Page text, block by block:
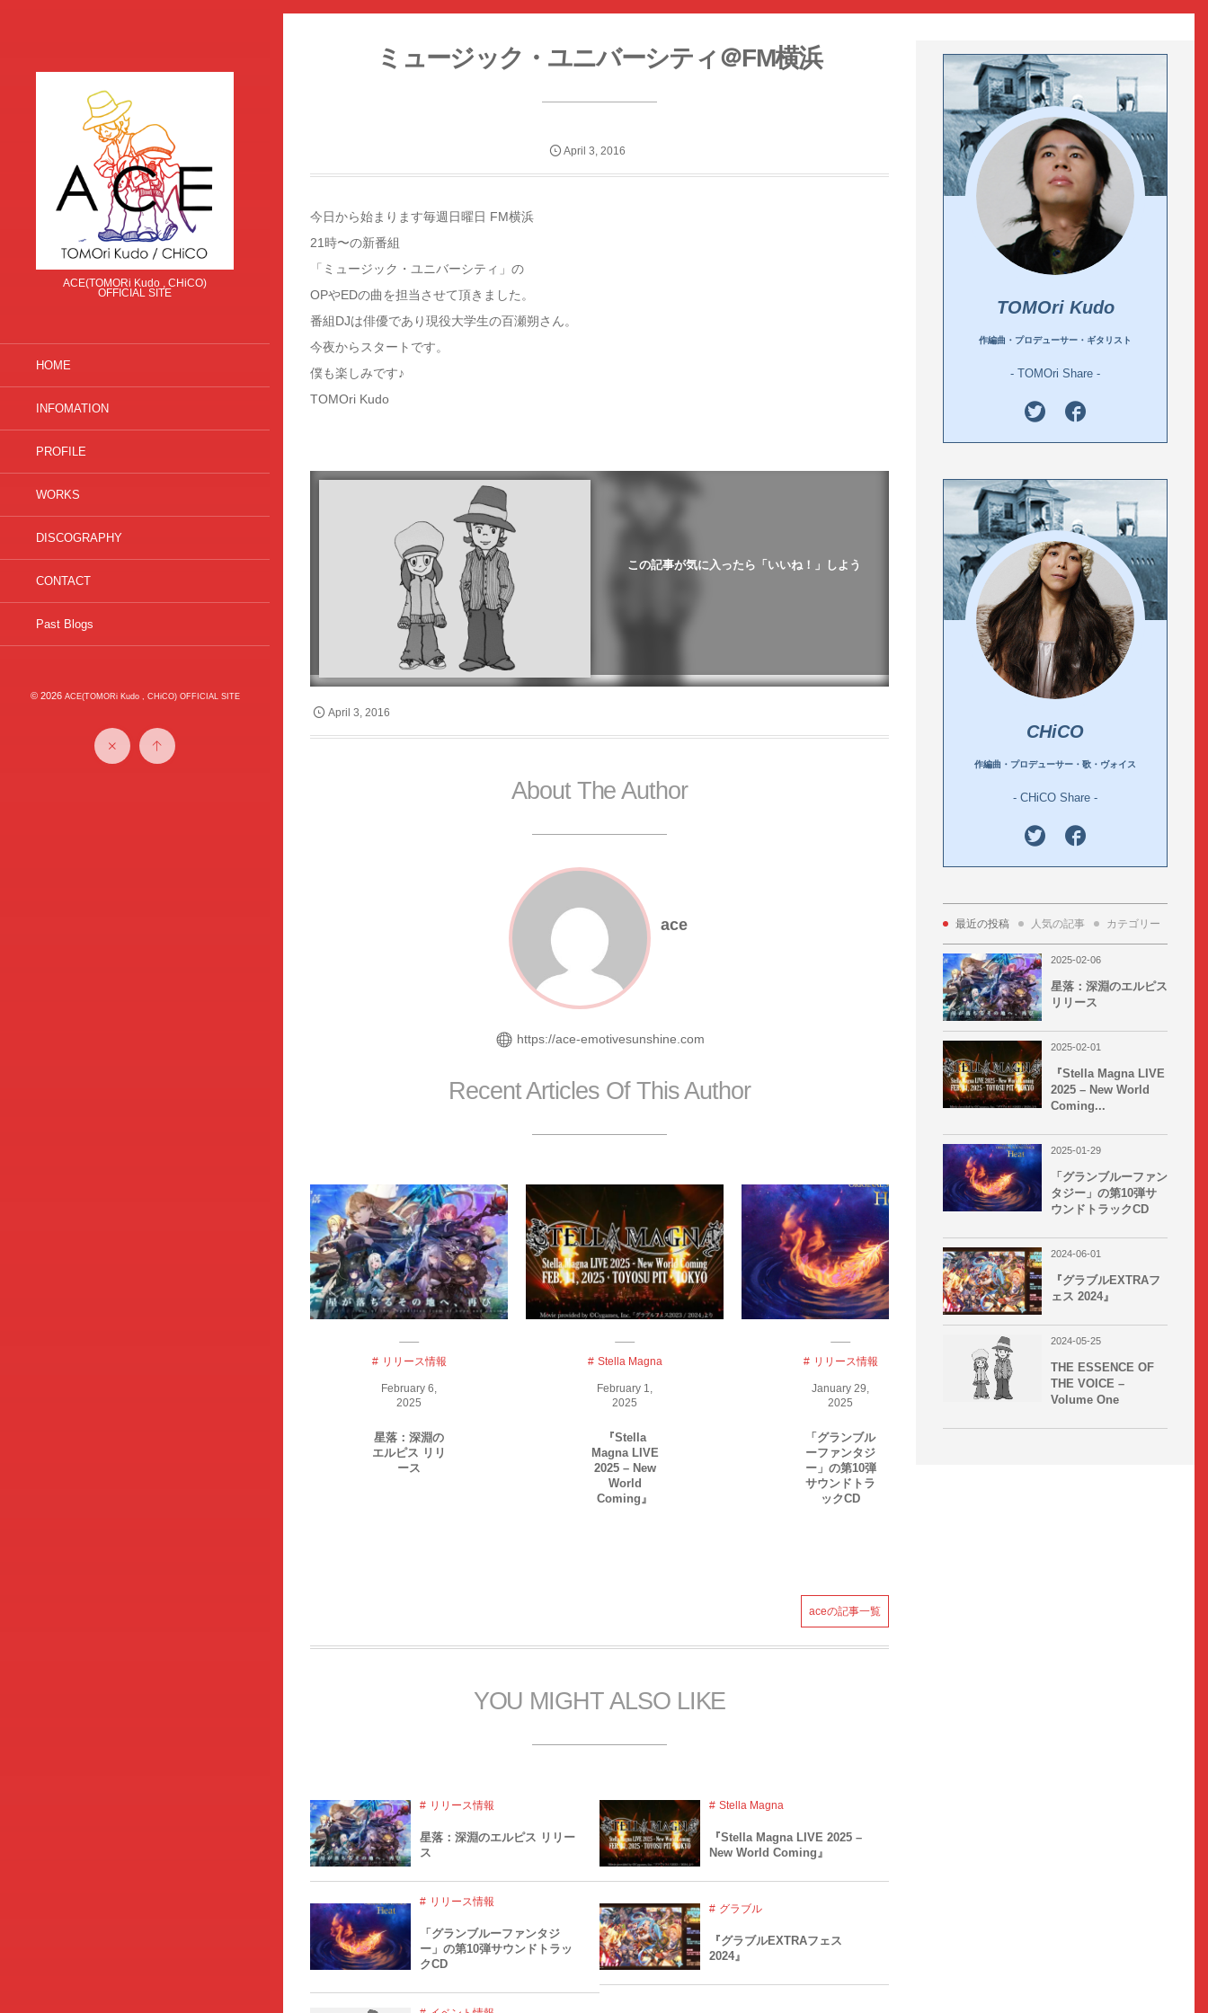
ACE(TOMORi Kudo , CHiCO)
OFFICIAL SITE
HOME
INFOMATION
PROFILE
WORKS
DISCOGRAPHY
CONTACT
Past Blogs
© 2026 ACE(TOMORi Kudo , CHiCO) OFFICIAL SITE
ミュージック・ユニバーシティ＠FM横浜
April 3,2016
今日から始まります毎週日曜日 FM横浜
21時〜の新番組
「ミュージック・ユニバーシティ」の
OPやEDの曲を担当させて頂きました。
番組DJは俳優であり現役大学生の百瀬朔さん。
今夜からスタートです。
僕も楽しみです♪
TOMOri Kudo
この記事が気に入ったら「いいね！」しよう
April 3, 2016
About The Author
ace
https://ace-emotivesunshine.com
Recent Articles Of This Author
リリース情報
February 6
2025
星落：深淵の
エルピス リリ
ース
Stella Magna
February 1
2025
『Stella
Magna LIVE
2025 – New
World
Coming』
リリース情報
January 29
2025
「グランブル
ーファンタジ
ー」の第10弾
サウンドトラ
ックCD
グラブル
1 , 2024
aceの記事一覧
YOU MIGHT ALSO LIKE
リリース情報
星落：深淵のエルピス リリー
ス
Stella Magna
『Stella Magna LIVE 2025 –
New World Coming』
リリース情報
「グランブルーファンタジ
ー」の第10弾サウンドトラッ
クCD
グラブル
『グラブルEXTRAフェス
2024』
TOMOri Kudo
作編曲・プロデューサー・ギタリスト
- TOMOri Share -
CHiCO
作編曲・プロデューサー・歌・ヴォイス
- CHiCO Share -
最近の投稿 人気の記事 カテゴリー
2025-02-06
星落：深淵のエルピス
リリース
2025-02-01
『Stella Magna LIVE
2025 – New World
Coming...
2025-01-29
「グランブルーファン
タジー」の第10弾サ
ウンドトラックCD
2024-06-01
『グラブルEXTRAフ
ェス 2024』
2024-05-25
THE ESSENCE OF
THE VOICE –
Volume One